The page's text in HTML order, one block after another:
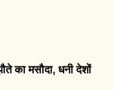
का मसौदा, धनी देशों